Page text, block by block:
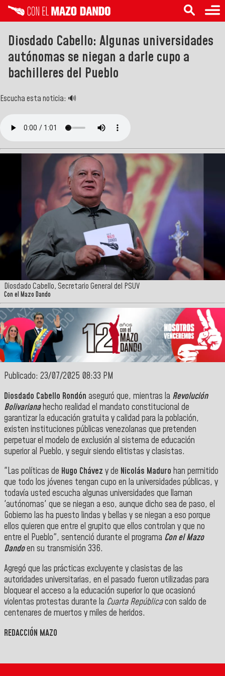
Diosdado Cabello: Algunas universidades
autónomas se niegan a darle cupo a
bachilleres del Pueblo
Escucha esta noticia: 🔊
Diosdado Cabello, Secretario General del PSUV
Con el Mazo Dando
Publicado: 23/07/2025 08:33 PM
Diosdado Cabello Rondón aseguró que, mientras la Revolución
Bolivarianahecho realidad el mandato constitucional de
garantizar la educación gratuita y calidad para la población,
existen instituciones públicas venezolanas que pretenden
perpetuar el modelo de exclusión al sistema de educación
superior al Pueblo, y seguir siendo elitistas y clasistas.
"Las políticas de Hugo Chávez y de Nicolás Maduro han permitido
que todo los jóvenes tengan cupo en la universidades públicas, y
todavía usted escucha algunas universidades que llaman
'autónomas' que se niegan a eso, aunque dicho sea de paso, el
Gobierno las ha puesto lindas y bellas y se niegan a eso porque
ellos quieren que entre el grupito que ellos controlan y que no
entre el Pueblo", sentenció durante el programa Con el Mazo
Dandoen su transmisión 336.
Agregó que las prácticas excluyente y clasistas de las
autoridades universitarias, en el pasado fueron utilizadas para
bloquear el acceso a la educación superior lo que ocasionó
violentas protestas durante la Cuarta Repúblicacon saldo de
centenares de muertos y miles de heridos.
REDACCIÓN MAZO